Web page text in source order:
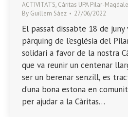
ACTIVITATS, Càritas UPA Pilar-
By Guillem Sáez 27/06/2022
El passat dissabte 18 de
pàrquing de l’església del
solidari a favor de la nostra
que va reunir un centenar
ser un berenar senzill, es
d’una bona estona en
per ajudar a la Càritas…